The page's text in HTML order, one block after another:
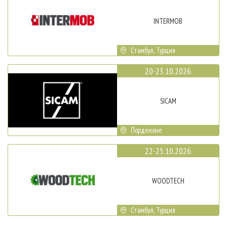
INTERMOB
Стамбул, Турция
20-23.10.2026
SICAM
Порденоне
22-25.10.2026
WOODTECH
Стамбул, Турция